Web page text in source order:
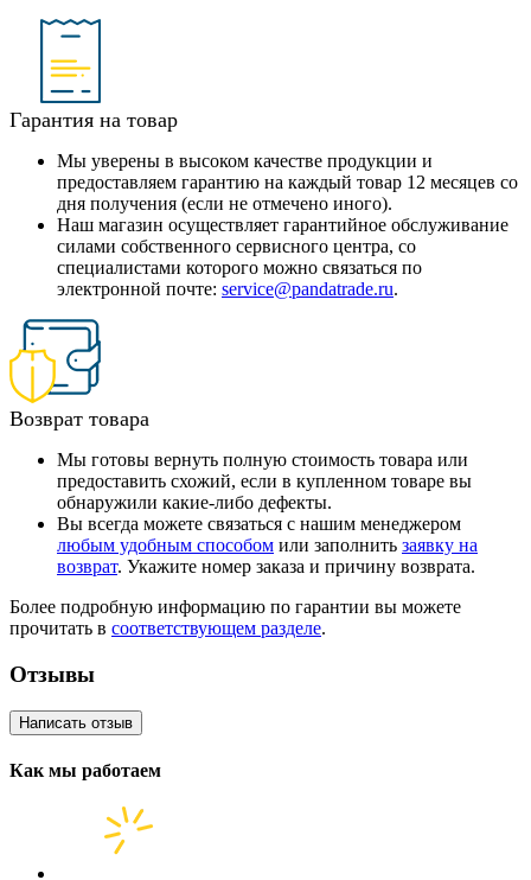
Гарантия на товар
Мы уверены в высоком качестве продукции и
предоставляем гарантию на каждый товар 12 месяцев со
дня получения (если не отмечено иного).
Наш магазин осуществляет гарантийное обслуживание
силами собственного сервисного центра, со
специалистами которого можно связаться по
электронной почте: service@pandatrade.ru.
Возврат товара
Мы готовы вернуть полную стоимость товара или
предоставить схожий, если в купленном товаре вы
обнаружили какие-либо дефекты.
Вы всегда можете связаться с нашим менеджером
любым удобным способом или заполнить заявку на
возврат. Укажите номер заказа и причину возврата.
Более подробную информацию по гарантии вы можете
прочитать в соответствующем разделе.
Отзывы
Написать отзыв
Как мы работаем